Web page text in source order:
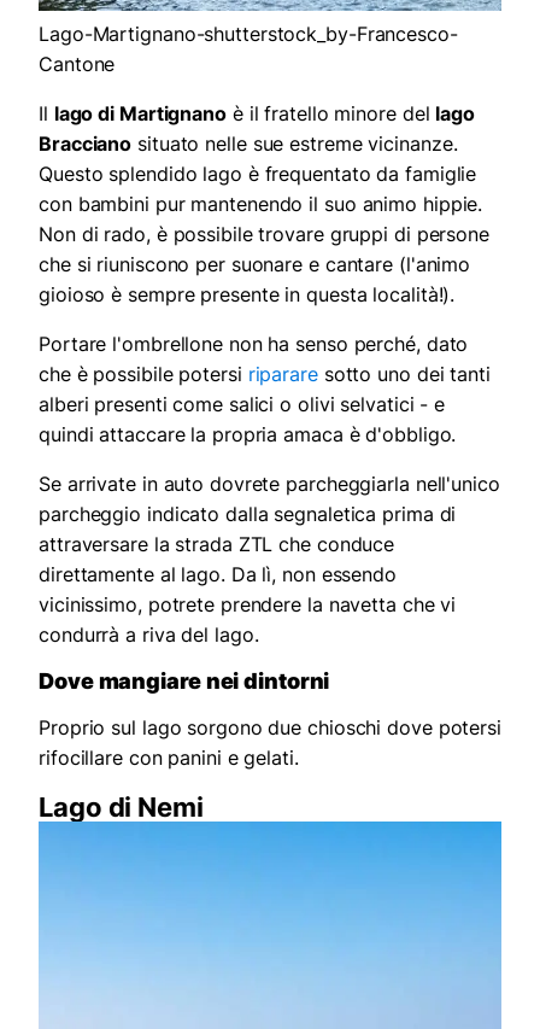
Lago-Martignano-shutterstock_by-Francesco-
Cantone
Il lago di Martignanoè il fratello minore del lago
Bracciano situato nelle sue estreme vicinanze.
Questo splendido lago è frequentato da famiglie
con bambini pur mantenendo il suo animo hippie.
Non di rado, è possibile trovare gruppi di persone
che si riuniscono per suonare e cantare (l'animo
gioioso è sempre presente in questa località!).
Portare l'ombrellone non ha senso perché, dato
che è possibile potersi ripararesotto uno dei tanti
alberi presenti come salici o olivi selvatici - e
quindi attaccare la propria amaca è d'obbligo.
Se arrivate in auto dovrete parcheggiarla nell'unico
parcheggio indicato dalla segnaletica prima di
attraversare la strada ZTL che conduce
direttamente al lago. Da lì, non essendo
vicinissimo, potrete prendere la navetta che vi
condurrà a riva del lago.
Dove mangiare nei dintorni
Proprio sul lago sorgono due chioschi dove potersi
rifocillare con panini e gelati.
Lago di Nemi